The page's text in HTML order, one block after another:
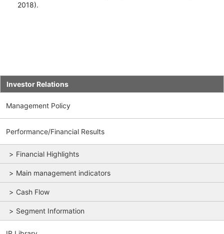
Investor Relations
Management Policy
Performance/Financial Results
Financial Highlights
Main management indicators
Cash Flow
Segment Information
2018).